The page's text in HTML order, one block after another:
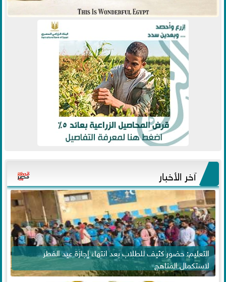
آخر الأخبار
التعليم: حضور كثيف للطلاب بعد انتهاء إجازة عيد الفطر
لاستكمال المناهج